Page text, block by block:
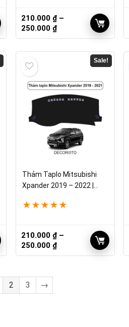
210.000 ₫ –
250.000 ₫Khoảng
giá:
210.000 ₫ Sale!
Thảm Taplo Mitsubishi
Xpander 2019 – 2022 |
★ ★ ★ ★ ★
210.000 ₫ –
250.000 ₫Khoảng
giá:
2 3 →